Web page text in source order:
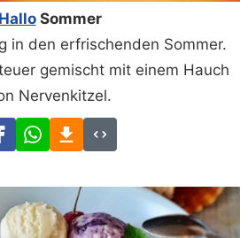
HalloSommer
in den erfrischenden Sommer.
gemischt mit einem Hauch
Nervenkitzel.